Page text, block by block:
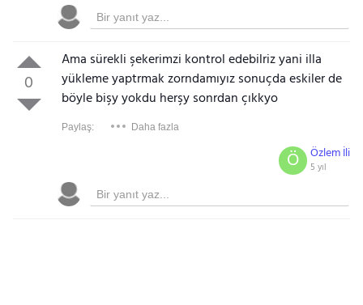
0
Ama sürekli şekerimzi kontrol edebilriz yani illa
yükleme yaptrmak zorndamıyız sonuçda eskiler de
böyle bişy yokdu herşy sonrdan çıkkyo
Paylaş: Daha fazla
Özlem İli
5 yıl
Ö